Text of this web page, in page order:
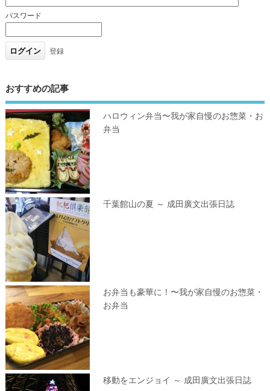
パスワード
登録
おすすめの記事
ハロウィン弁当〜我が家自慢のお惣菜・お
弁当
千葉館山の夏 ～ 成田廣文出張日誌
お弁当も豪華に！〜我が家自慢のお惣菜・
お弁当
移動をエンジョイ ～ 成田廣文出張日誌